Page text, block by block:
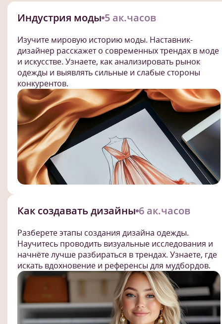
Индустрия моды 5 ак.часов
Изучите мировую историю моды. Наставник-
дизайнер расскажет о современных трендах в моде
и искусстве. Узнаете, как анализировать рынок
одежды и выявлять сильные и слабые стороны
конкурентов.
Как создавать дизайны 6 ак.часов
Разберете этапы создания дизайна одежды.
Научитесь проводить визуальные исследования и
начнёте лучше разбираться в трендах. Узнаете, где
искать вдохновение и референсы для мудбордов.